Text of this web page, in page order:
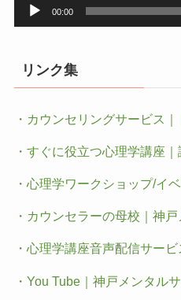
00:00
リンク集
・カウンセリングサービス
・すぐに役立つ心理学講座
・心理学ワークショップ/イ
・カウンセラーの母校｜神
・心理学講座音声配信サー
・You Tube｜神戸メンタル